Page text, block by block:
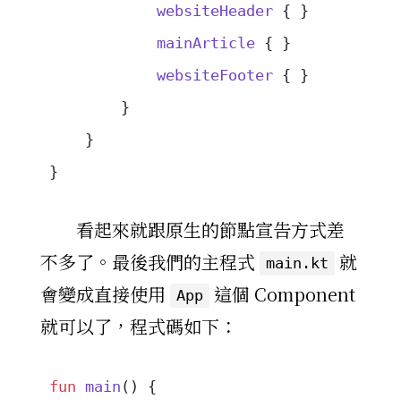
            websiteHeader
{ }
            mainArticle
{ }
            websiteFooter
{ }
        }
    }
}
看起來就跟原生的節點宣告方式差
不多了。最後我們的主程式
main.kt
就
會變成直接使用
App
這個 Component
就可以了，程式碼如下：
fun main () {